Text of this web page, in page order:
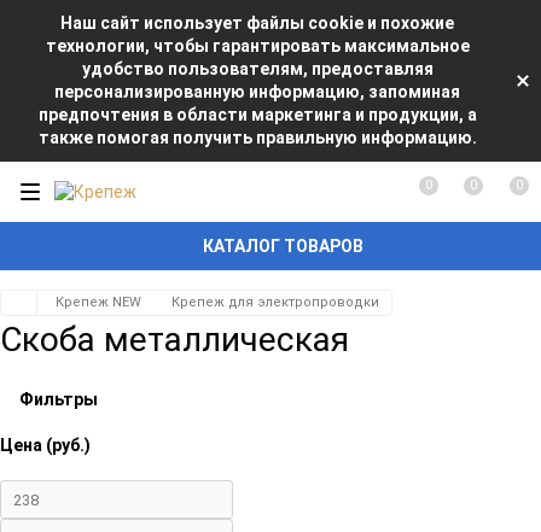
Наш сайт использует файлы cookie и похожие
технологии, чтобы гарантировать максимальное
удобство пользователям, предоставляя
персонализированную информацию, запоминая
предпочтения в области маркетинга и продукции, а
также помогая получить правильную информацию.
КАТАЛОГ ТОВАРОВ
0 0 0
Крепеж NEW Крепеж для электропроводки
Скоба металлическая
Фильтры
Цена (руб.)